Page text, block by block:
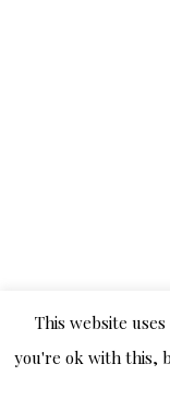
This website
you're ok with this,